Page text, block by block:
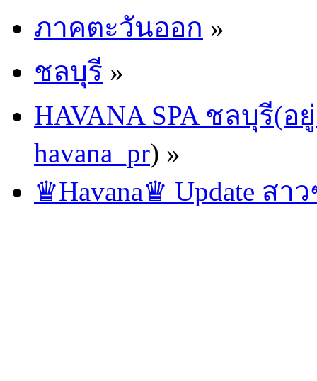
ภาคตะวันออก »
ชลบุรี »
HAVANA SPA ชลบุรี(
havana_pr) »
♛Havana♛ Update สา